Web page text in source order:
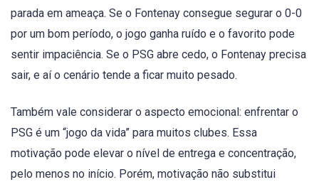
parada em ameaça. Se o Fontenay consegue segurar o 0-0
por um bom período, o jogo ganha ruído e o favorito pode
sentir impaciência. Se o PSG abre cedo, o Fontenay precisa
sair, e aí o cenário tende a ficar muito pesado.
Também vale considerar o aspecto emocional: enfrentar o
PSG é um “jogo da vida” para muitos clubes. Essa
motivação pode elevar o nível de entrega e concentração,
pelo menos no início. Porém, motivação não substitui